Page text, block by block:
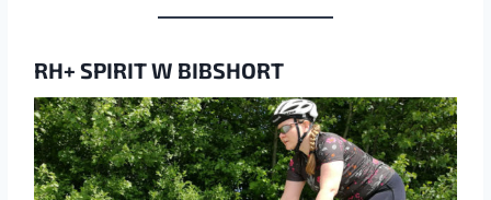
RH+ SPIRIT W BIBSHORT